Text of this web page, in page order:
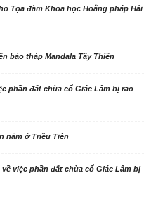
Tọa đàm Khoa học Hoằng pháp Hải
bảo tháp Mandala Tây Thiên
phần đất chùa cổ Giác Lâm bị rao
năm ở Triều Tiên
việc phần đất chùa cổ Giác Lâm bị